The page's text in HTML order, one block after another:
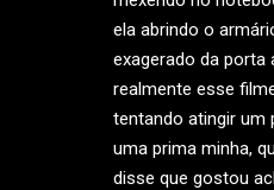
ela abrindo o
exagerado da porta
realmente esse
tentando atingir um
uma prima minha,
disse que gostou